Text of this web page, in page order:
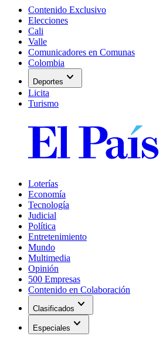
Contenido Exclusivo
Elecciones
Cali
Valle
Comunicadores en Comunas
Colombia
Deportes expand_more
Licita
Turismo
Loterías
Economía
Tecnología
Judicial
Política
Entretenimiento
Mundo
Multimedia
Opinión
500 Empresas
Contenido en Colaboración
Clasificados expand_more
Especiales expand_more